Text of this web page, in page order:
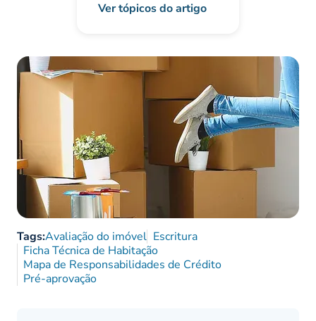
Ver tópicos do artigo
Tags:Avaliação do imóvel Escritura
Ficha Técnica de Habitação
Mapa de Responsabilidades de Crédito
Pré-aprovação